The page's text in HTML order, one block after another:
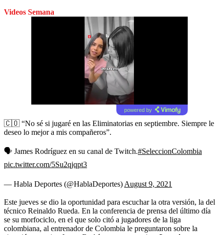
Videos Semana
powered by
🇨🇴 “No sé si jugaré en las Eliminatorias en septiembre. Siempre le
deseo lo mejor a mis compañeros”.
🗣 James Rodríguez en su canal de Twitch.#SeleccionColombia
pic.twitter.com/5Su2qjqpt3
— Habla Deportes (@HablaDeportes) August 9, 2021
Este jueves se dio la oportunidad para escuchar la otra versión, la del
técnico Reinaldo Rueda. En la conferencia de prensa del último día
se su morfociclo, en el que solo citó a jugadores de la liga
colombiana, al entrenador de Colombia le preguntaron sobre la